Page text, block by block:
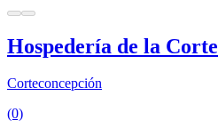
Hospedería de la Corte
Corteconcepción
(0)